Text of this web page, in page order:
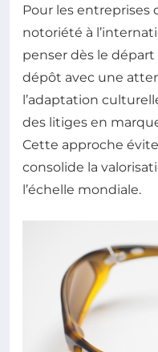
Pour les entreprises
notoriété à
penser dès le
dépôt avec une
l’adaptation
des litiges en
Cette approche
consolide la
l’échelle mondiale.